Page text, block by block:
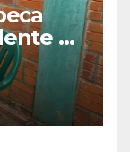
y
para